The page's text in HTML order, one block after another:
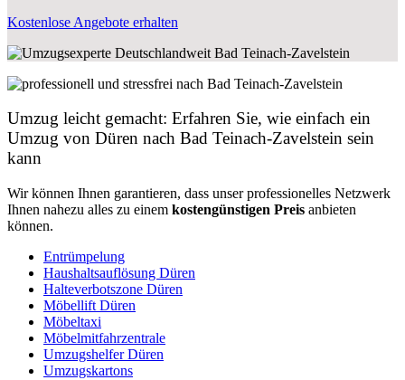
Kostenlose Angebote erhalten
Umzug leicht gemacht: Erfahren Sie, wie einfach ein
Umzug von Düren nach Bad Teinach-Zavelstein sein
kann
Wir können Ihnen garantieren, dass unser professionelles Netzwerk
Ihnen nahezu alles zu einem kostengünstigen Preis anbieten
können.
Entrümpelung
Haushaltsauflösung Düren
Halteverbotszone Düren
Möbellift Düren
Möbeltaxi
Möbelmitfahrzentrale
Umzugshelfer Düren
Umzugskartons